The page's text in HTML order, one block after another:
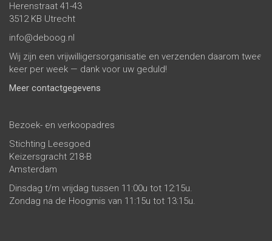
Herenstraat 41-43
3512 KB Utrecht
info@deboog.nl
Wij zijn een vrijwilligersorganisatie en verzenden daarom twee
keer per week — dank voor uw geduld!
Meer contactgegevens
Bezoek- en verkoopadres
Stichting Leesgoed
Keizersgracht 218-B
Amsterdam
Dinsdag t/m vrijdag tussen 11:00u tot 12:15u.
Zondag na de Hoogmis van 11:15u tot 13:15u.